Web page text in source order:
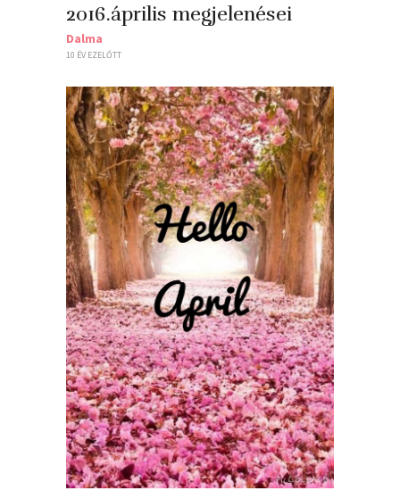
2016.április megjelenései
Dalma
10 ÉV EZELŐTT